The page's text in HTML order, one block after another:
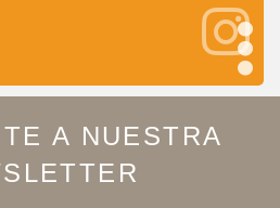
A NUESTRA